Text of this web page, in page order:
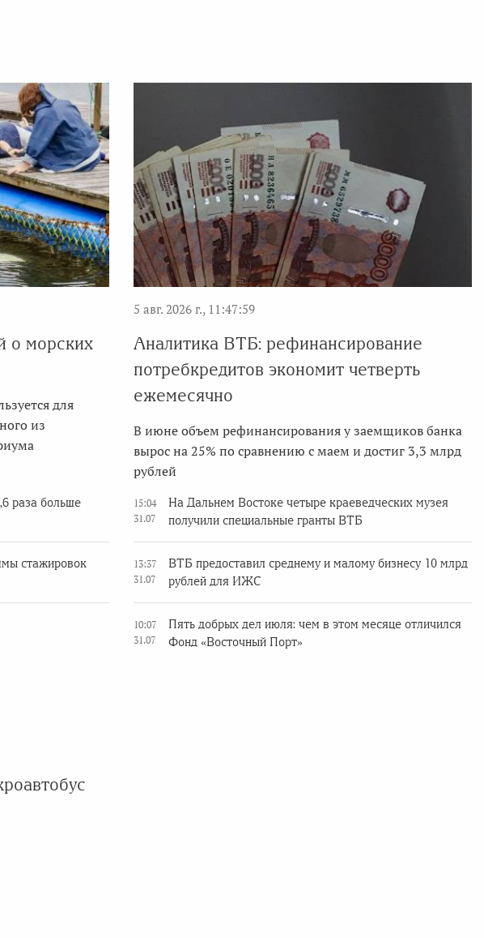
о морских
для
из
5 авг. 2026 г., 11:47:59
Аналитика ВТБ: рефинансирование
потребкредитов экономит четверть
ежемесячно
В июне объем рефинансирования у заемщиков банка
вырос на 25% по сравнению с маем и достиг 3,3 млрд
рублей
раза больше
стажировок
15:04
31.07
На Дальнем Востоке четыре краеведческих музея
получили специальные гранты ВТБ
13:37
31.07
ВТБ предоставил среднему и малому бизнесу 10 млрд
рублей для ИЖС
10:07
31.07
Пять добрых дел июля: чем в этом месяце отличился
Фонд «Восточный Порт»